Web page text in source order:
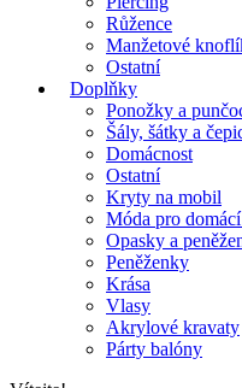
Růžence
Manžetové
Ostatní
Doplňky
Ponožky a
Šály, šátky a
Domácnost
Ostatní
Kryty na mobil
Móda pro
Opasky a
Peněženky
Krása
Vlasy
Akrylové kravaty
Párty balóny